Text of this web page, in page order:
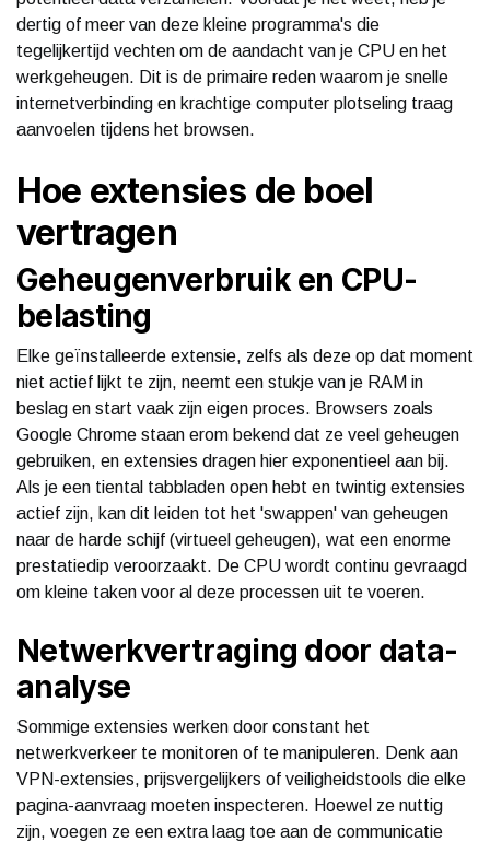
dertig of meer van deze kleine programma's die
tegelijkertijd vechten om de aandacht van je CPU en het
werkgeheugen. Dit is de primaire reden waarom je snelle
internetverbinding en krachtige computer plotseling traag
aanvoelen tijdens het browsen.
Hoe extensies de boel
vertragen
Geheugenverbruik en CPU-
belasting
Elke geïnstalleerde extensie, zelfs als deze op dat moment
niet actief lijkt te zijn, neemt een stukje van je RAM in
beslag en start vaak zijn eigen proces. Browsers zoals
Google Chrome staan erom bekend dat ze veel geheugen
gebruiken, en extensies dragen hier exponentieel aan bij.
Als je een tiental tabbladen open hebt en twintig extensies
actief zijn, kan dit leiden tot het 'swappen' van geheugen
naar de harde schijf (virtueel geheugen), wat een enorme
prestatiedip veroorzaakt. De CPU wordt continu gevraagd
om kleine taken voor al deze processen uit te voeren.
Netwerkvertraging door data-
analyse
Sommige extensies werken door constant het
netwerkverkeer te monitoren of te manipuleren. Denk aan
VPN-extensies, prijsvergelijkers of veiligheidstools die elke
pagina-aanvraag moeten inspecteren. Hoewel ze nuttig
zijn, voegen ze een extra laag toe aan de communicatie